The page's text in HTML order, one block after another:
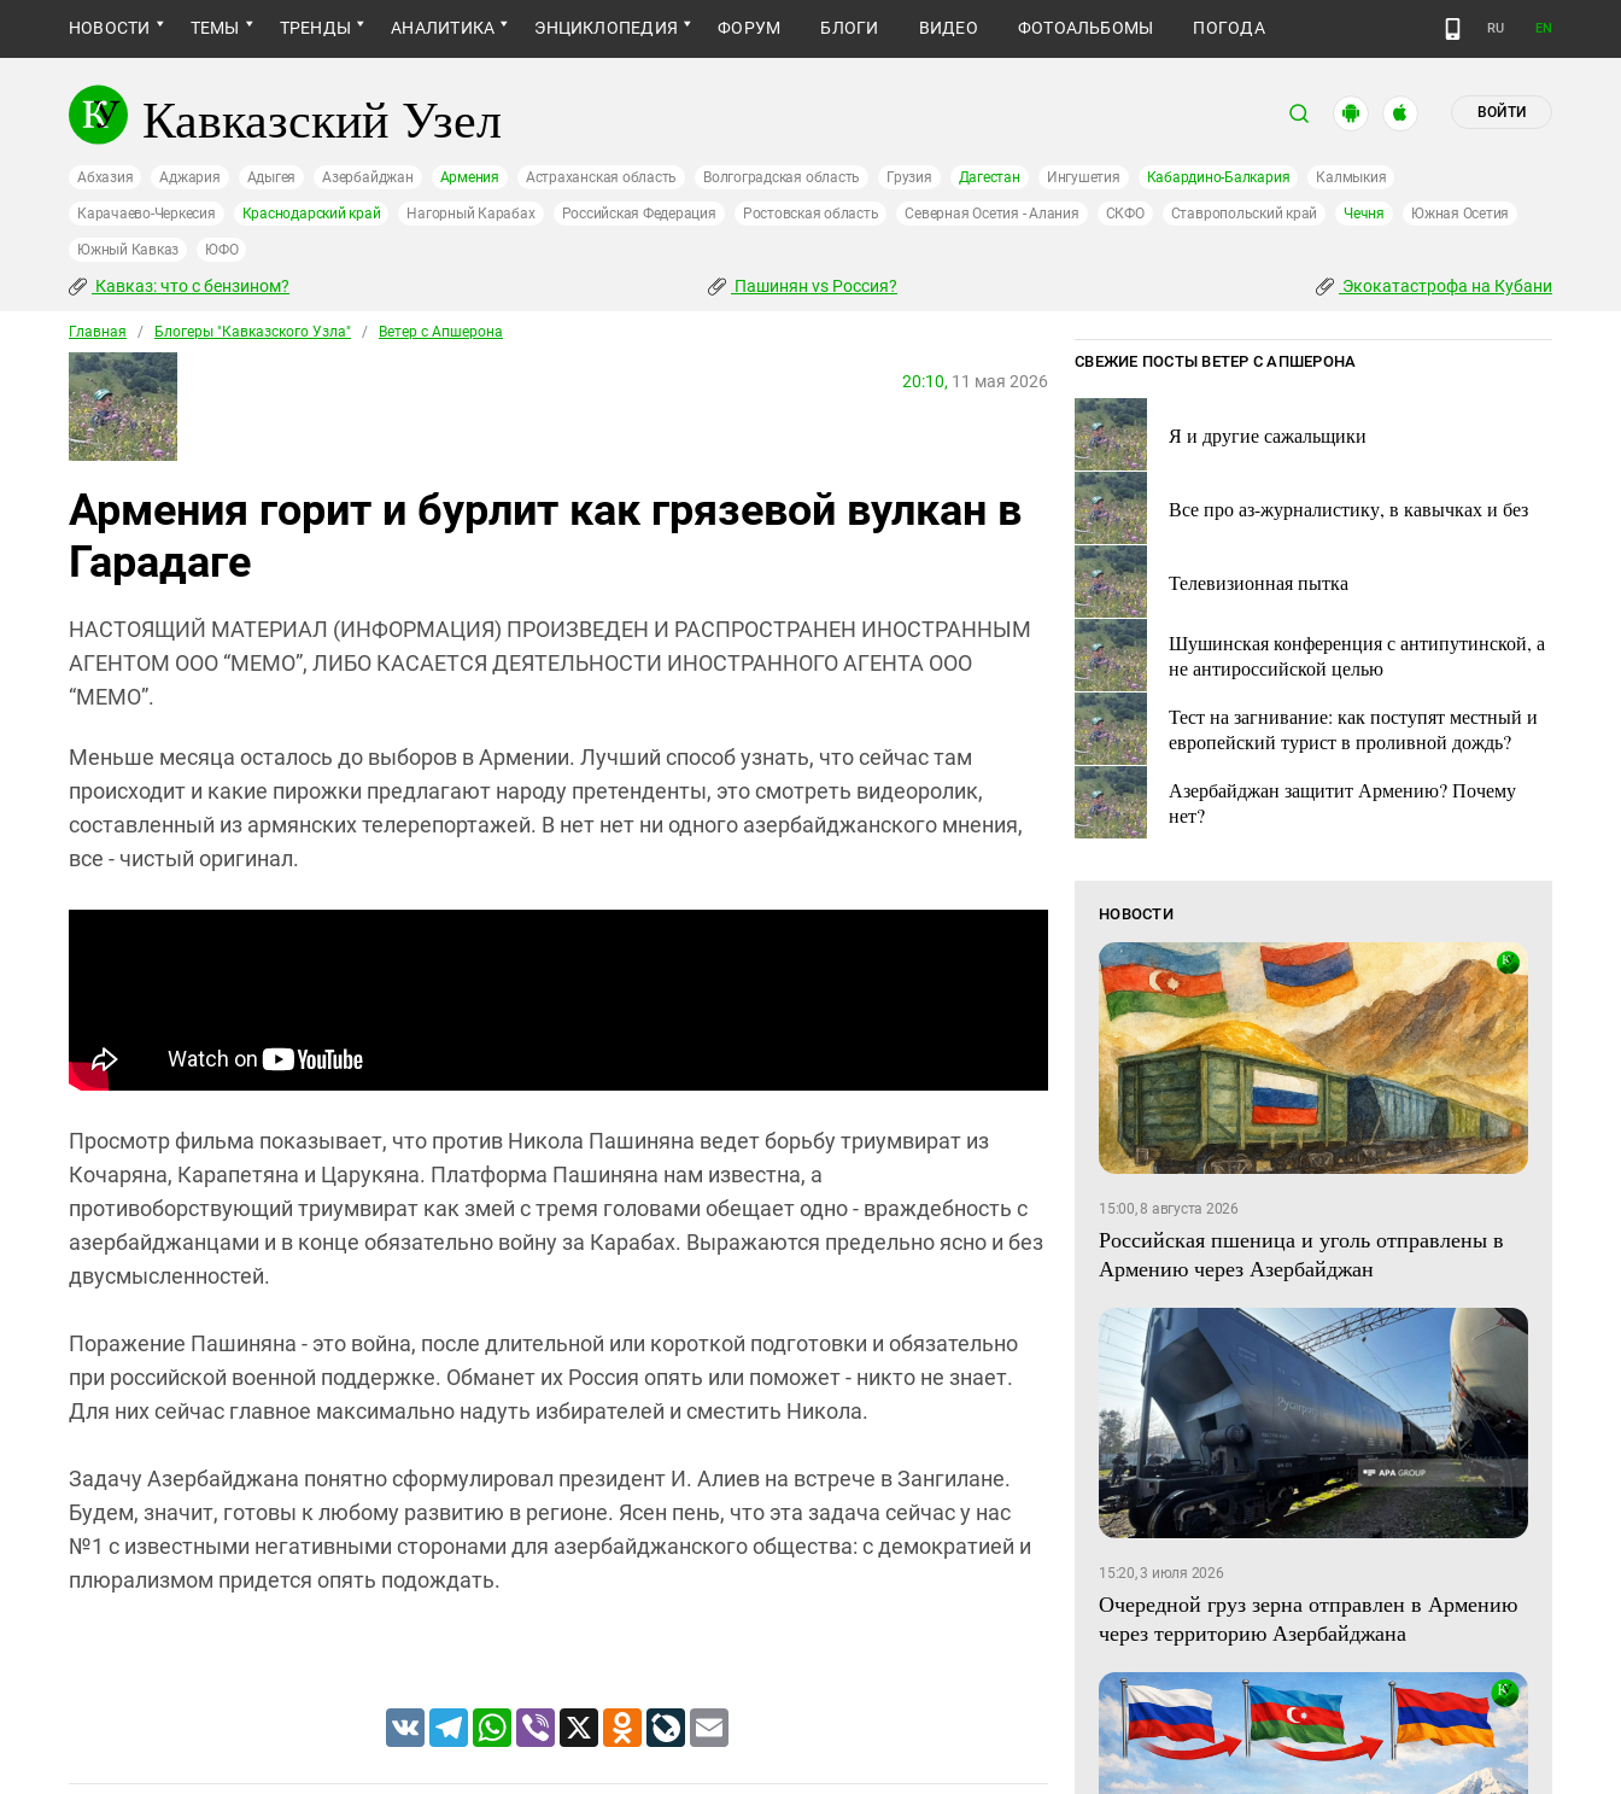
НОВОСТИ ТЕМЫ ТРЕНДЫ АНАЛИТИКА ЭНЦИКЛОПЕДИЯ ФОРУМ БЛОГИ ВИДЕО ФОТОАЛЬБОМЫ ПОГОДА RU EN
Кавказский Узел ВОЙТИ
Абхазия Аджария Адыгея Азербайджан Армения Астраханская область Волгоградская область Грузия Дагестан Ингушетия Кабардино-Балкария Калмыкия
Карачаево-Черкесия Краснодарский край Нагорный Карабах Российская Федерация Ростовская область Северная Осетия - Алания СКФО Ставропольский край Чечня Южная Осетия
Южный Кавказ ЮФО
Кавказ: что с бензином? Пашинян vs Россия? Экокатастрофа на Кубани
Главная / Блогеры "Кавказского Узла" / Ветер с Апшерона
20:10, 11 мая 2026
Армения горит и бурлит как грязевой вулкан в
Гарадаге
НАСТОЯЩИЙ МАТЕРИАЛ (ИНФОРМАЦИЯ) ПРОИЗВЕДЕН И РАСПРОСТРАНЕН ИНОСТРАННЫМ
АГЕНТОМ ООО “МЕМО”, ЛИБО КАСАЕТСЯ ДЕЯТЕЛЬНОСТИ ИНОСТРАННОГО АГЕНТА ООО
“МЕМО”.
Меньше месяца осталось до выборов в Армении. Лучший способ узнать, что сейчас там
происходит и какие пирожки предлагают народу претенденты, это смотреть видеоролик,
составленный из армянских телерепортажей. В нет нет ни одного азербайджанского мнения,
все - чистый оригинал.
Просмотр фильма показывает, что против Никола Пашиняна ведет борьбу триумвират из
Кочаряна, Карапетяна и Царукяна. Платформа Пашиняна нам известна, а
противоборствующий триумвират как змей с тремя головами обещает одно - враждебность с
азербайджанцами и в конце обязательно войну за Карабах. Выражаются предельно ясно и без
двусмысленностей.
Поражение Пашиняна - это война, после длительной или короткой подготовки и обязательно
при российской военной поддержке. Обманет их Россия опять или поможет - никто не знает.
Для них сейчас главное максимально надуть избирателей и сместить Никола.
Задачу Азербайджана понятно сформулировал президент И. Алиев на встрече в Зангилане.
Будем, значит, готовы к любому развитию в регионе. Ясен пень, что эта задача сейчас у нас
№1 c известными негативными сторонами для азербайджанского общества: с демократией и
плюрализмом придется опять подождать.
VK TelegramWhatsApp
Viber X Odnoklassniki
LiveJournal
СВЕЖИЕ ПОСТЫ ВЕТЕР С АПШЕРОНА
Я и другие сажальщики
Все про аз-журналистику, в кавычках и без
Телевизионная пытка
Шушинская конференция с антипутинской, а
не антироссийской целью
Тест на загнивание: как поступят местный и
европейский турист в проливной дождь?
Азербайджан защитит Армению? Почему
нет?
НОВОСТИ
15:00, 8 августа 2026
Российская пшеница и уголь отправлены в
Армению через Азербайджан
15:20, 3 июля 2026
Очередной груз зерна отправлен в Армению
через территорию Азербайджана